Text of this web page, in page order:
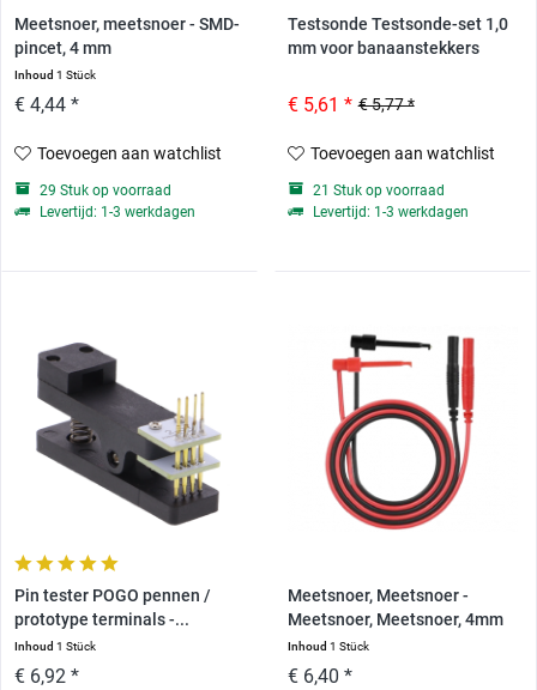
Meetsnoer, meetsnoer - SMD-
pincet, 4 mm
Inhoud1 Stück
€ 4,44 *
Toevoegen aan watchlist
29 Stuk op voorraad
Levertijd: 1-3 werkdagen
Testsonde Testsonde-set 1,0
mm voor banaanstekkers
€ 5,77 *
€ 5,61 *
Toevoegen aan watchlist
21 Stuk op voorraad
Levertijd: 1-3 werkdagen
Pin tester POGO pennen /
prototype terminals -...
Inhoud1 Stück
€ 6,92 *
Meetsnoer, Meetsnoer -
Meetsnoer, Meetsnoer, 4mm
Inhoud 1 Stück
€ 6,40 *